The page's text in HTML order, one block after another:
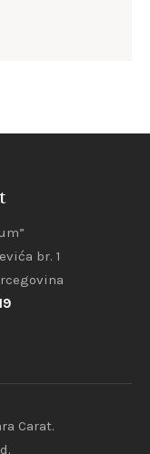
br. 1
Carat.